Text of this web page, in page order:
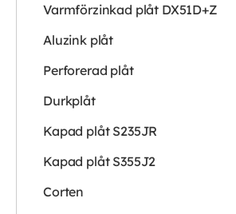
Varmförzinkad plåt DX51D+Z
Aluzink plåt
Perforerad plåt
Durkplåt
Kapad plåt S235JR
Kapad plåt S355J2
Corten